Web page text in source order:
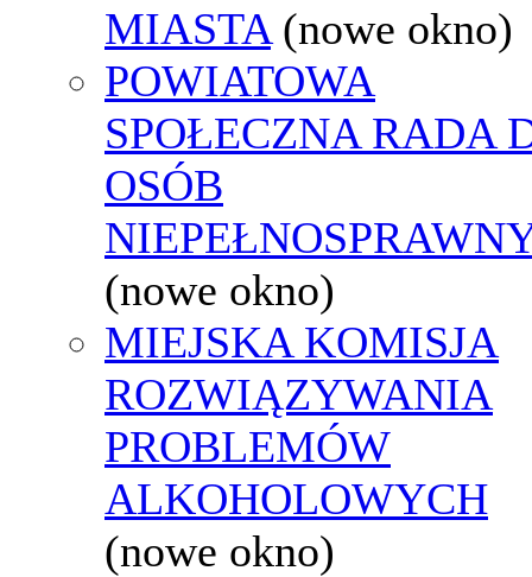
MIASTA (nowe okno)
POWIATOWA
SPOŁECZNA RADA
OSÓB
(nowe okno)
MIEJSKA KOMISJA
ROZWIĄZYWANIA
PROBLEMÓW
ALKOHOLOWYCH
(nowe okno)